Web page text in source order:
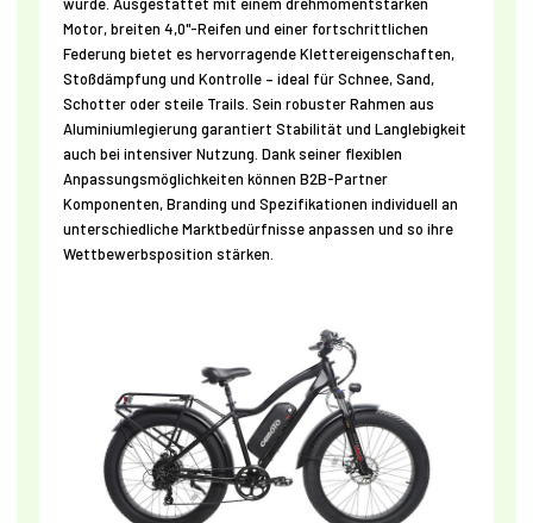
wurde. Ausgestattet mit einem drehmomentstarken
Motor, breiten 4,0"-Reifen und einer fortschrittlichen
Federung bietet es hervorragende Klettereigenschaften,
Stoßdämpfung und Kontrolle – ideal für Schnee, Sand,
Schotter oder steile Trails. Sein robuster Rahmen aus
Aluminiumlegierung garantiert Stabilität und Langlebigkeit
auch bei intensiver Nutzung. Dank seiner flexiblen
Anpassungsmöglichkeiten können B2B-Partner
Komponenten, Branding und Spezifikationen individuell an
unterschiedliche Marktbedürfnisse anpassen und so ihre
Wettbewerbsposition stärken.